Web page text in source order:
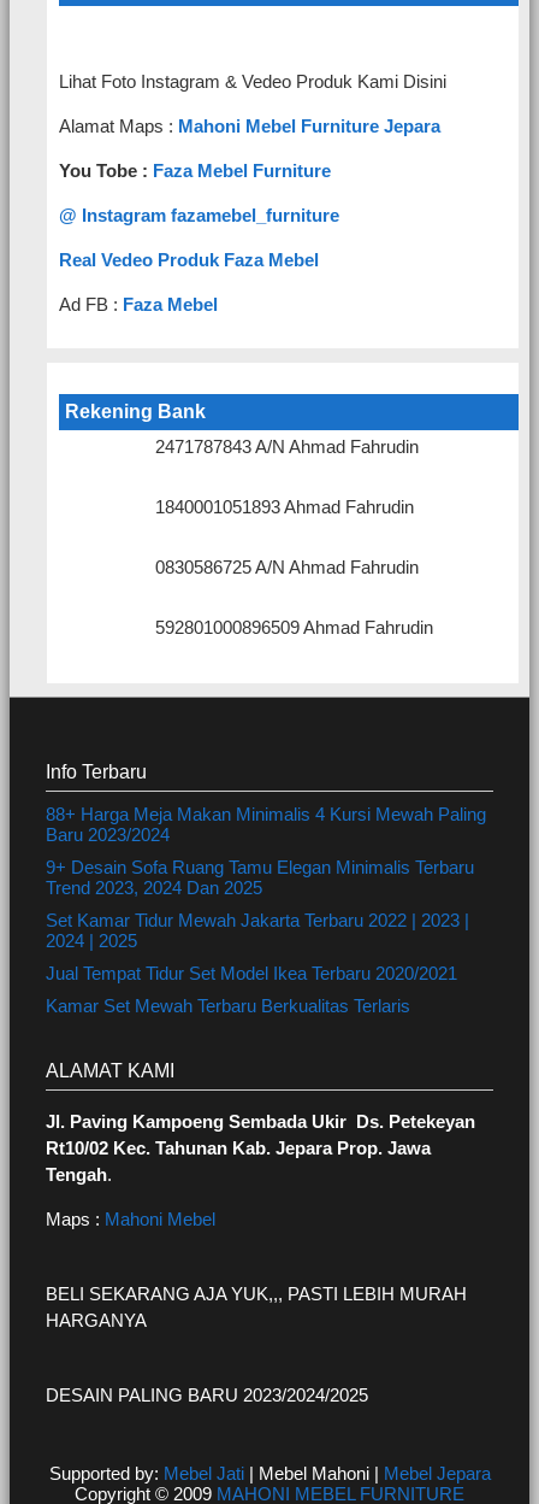
Lihat Foto Instagram & Vedeo Produk Kami Disini
Alamat Maps : Mahoni Mebel Furniture Jepara
You Tobe : Faza Mebel Furniture
@ Instagram fazamebel_furniture
Real Vedeo Produk Faza Mebel
Ad FB : Faza Mebel
Rekening Bank
2471787843 A/N Ahmad Fahrudin
1840001051893 Ahmad Fahrudin
0830586725 A/N Ahmad Fahrudin
592801000896509 Ahmad Fahrudin
Info Terbaru
88+ Harga Meja Makan Minimalis 4 Kursi Mewah Paling
Baru 2023/2024
9+ Desain Sofa Ruang Tamu Elegan Minimalis Terbaru
Trend 2023, 2024 Dan 2025
Set Kamar Tidur Mewah Jakarta Terbaru 2022 | 2023 |
2024 | 2025
Jual Tempat Tidur Set Model Ikea Terbaru 2020/2021
Kamar Set Mewah Terbaru Berkualitas Terlaris
ALAMAT KAMI
Jl. Paving Kampoeng Sembada Ukir Ds. Petekeyan
Rt10/02 Kec. Tahunan Kab. Jepara Prop. Jawa
Tengah.
Maps : Mahoni Mebel
BELI SEKARANG AJA YUK,,, PASTI LEBIH MURAH
HARGANYA
DESAIN PALING BARU 2023/2024/2025
Supported by: Mebel Jati| Mebel Mahoni | Mebel Jepara
Copyright © 2009 MAHONI MEBEL FURNITURE